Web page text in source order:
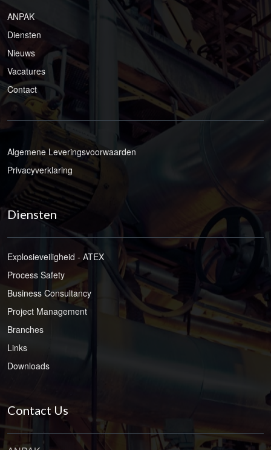
ANPAK
Diensten
Nieuws
Vacatures
Contact
Algemene Leveringsvoorwaarden
Privacyverklaring
Diensten
Explosieveiligheid - ATEX
Process Safety
Business Consultancy
Project Management
Branches
Links
Downloads
Contact Us